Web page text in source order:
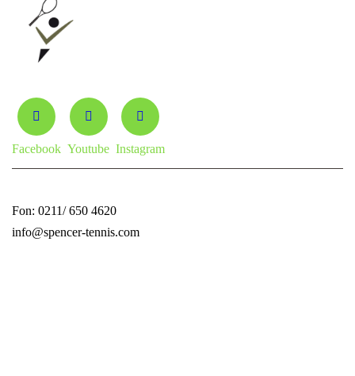
Facebook Youtube Instagram
Fon: 0211/ 650 4620
info@spencer-tennis.com